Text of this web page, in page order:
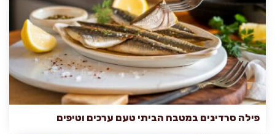
פילה סרדינים במטבח הביתי טעם ערכים וטיפים